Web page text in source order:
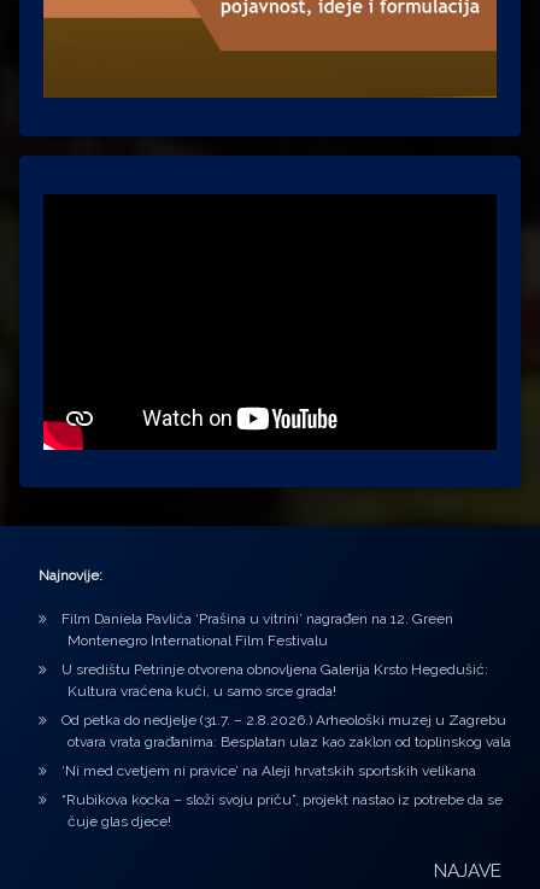
Najnovije:
Film Daniela Pavlića ‘Prašina u vitrini’ nagrađen na 12. Green
Montenegro International Film Festivalu
U središtu Petrinje otvorena obnovljena Galerija Krsto Hegedušić:
Kultura vraćena kući, u samo srce grada!
Od petka do nedjelje (31.7. – 2.8.2026.) Arheološki muzej u Zagrebu
otvara vrata građanima: Besplatan ulaz kao zaklon od toplinskog vala
‘Ni med cvetjem ni pravice’ na Aleji hrvatskih sportskih velikana
“Rubikova kocka – složi svoju priču”, projekt nastao iz potrebe da se
čuje glas djece!
NAJAVE